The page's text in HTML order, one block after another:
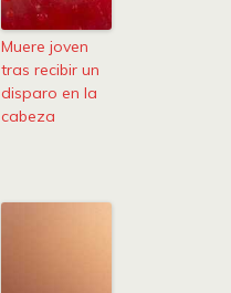
Muere joven
tras recibir un
disparo en la
cabeza